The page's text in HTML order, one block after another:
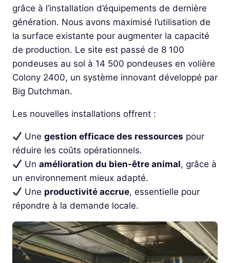
grâce à l’installation d’équipements de dernière
génération. Nous avons maximisé l’utilisation de
la surface existante pour augmenter la capacité
de production. Le site est passé de 8 100
pondeuses au sol à 14 500 pondeuses en volière
Colony 2400, un système innovant développé par
Big Dutchman.
Les nouvelles installations offrent :
Unegestion efficace des ressources pour
réduire les coûts opérationnels.
Unamélioration du bien-être animal, grâce à
un environnement mieux adapté.
Une productivité accrue, essentielle pour
répondre à la demande locale.